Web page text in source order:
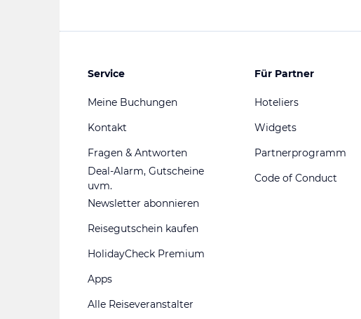
Service
Meine Buchungen
Kontakt
Fragen & Antworten
Deal-Alarm, Gutscheine
uvm.
Newsletter abonnieren
Reisegutschein kaufen
HolidayCheck Premium
Apps
Alle Reiseveranstalter
Für Partner
Hoteliers
Widgets
Partnerprogramm
Code of Conduct